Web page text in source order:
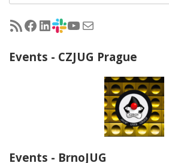
RSS - články na jug.cz
Facebook skupina Czech Java User Group
LinkedIn skupina Czech Java User Group
CZJUG Slack fórum
CZJUG YouTube kanálCZJUG email
Events - CZJUG Prague
Events - BrnoJUG